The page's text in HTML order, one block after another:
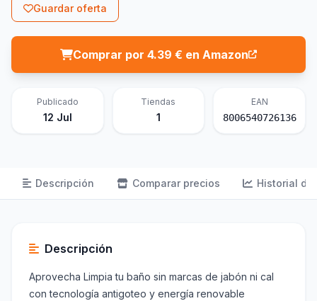
Guardar oferta
Comprar por 4.39 € en Amazon
Publicado
12 Jul
Tiendas
1
EAN
8006540726136
Descripción Comparar precios Historial de
Descripción
Aprovecha Limpia tu baño sin marcas de jabón ni cal
con tecnología antigoteo y energía renovable